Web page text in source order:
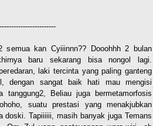
semua kan Cyiiinnn?? Dooohhh 2 bulan
baru sekarang bisa nongol lagi.
laki tercinta yang paling ganteng
dengan sangat baik hati mau mengisi
tanggung2, Beliau juga bermetamorfosis
suatu prestasi yang menakjubkan
Tapiiiiii, masih banyak juga Temans